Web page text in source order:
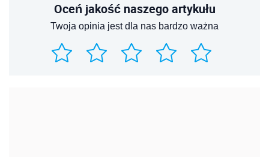
Oceń jakość naszego artykułu
Twoja opinia jest dla nas bardzo ważna